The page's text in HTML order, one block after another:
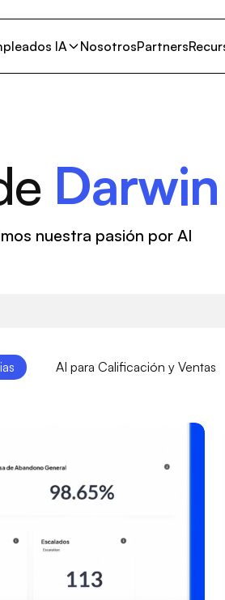
IA NosotrosPartners
Darwin
nuestra pasión por AI
AI para Calificación y Ventas